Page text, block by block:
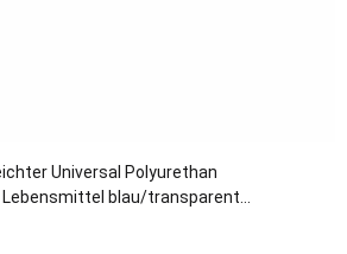
Universal Polyurethan
blau/transparent